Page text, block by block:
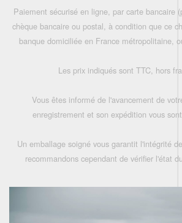
Paiement sécurisé en ligne, par carte bancaire
chèque bancaire ou postal, à condition que ce
banque domiciliée en France métropolitaine,
Les prix indiqués sont TTC, hors
Vous êtes informé de l'avancement de
enregistrement et son expédition vous
Un emballage soigné vous garantit l'intégrité
recommandons cependant de vérifier l'état